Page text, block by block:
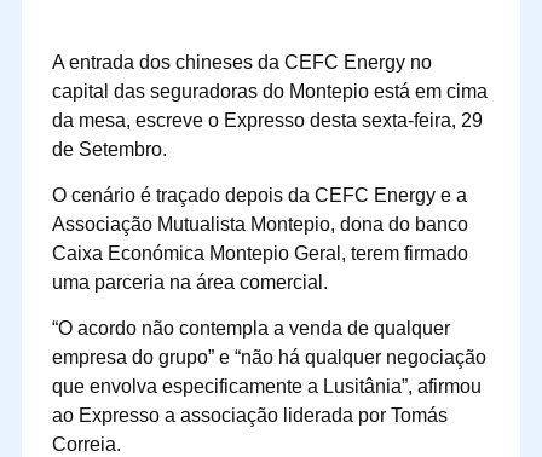
A entrada dos chineses da CEFC Energy no
capital das seguradoras do Montepio está em cima
da mesa, escreve o Expresso desta sexta-feira, 29
de Setembro.
O cenário é traçado depois da CEFC Energy e a
Associação Mutualista Montepio, dona do banco
Caixa Económica Montepio Geral, terem firmado
uma parceria na área comercial.
“O acordo não contempla a venda de qualquer
empresa do grupo” e “não há qualquer negociação
que envolva especificamente a Lusitânia”, afirmou
ao Expresso a associação liderada por Tomás
Correia.